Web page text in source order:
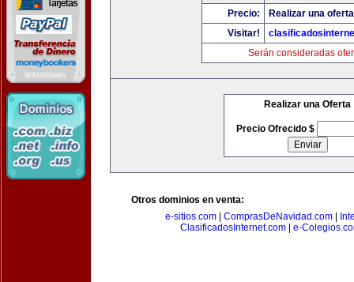
Precio:
Realizar una
Visitar!
Serán consideradas
Realizar una Oferta
Precio Ofrecido $
Otros dominios en venta:
e-sitios.com| ComprasDeNavidad.com|
ClasificadosInternet.com| e-